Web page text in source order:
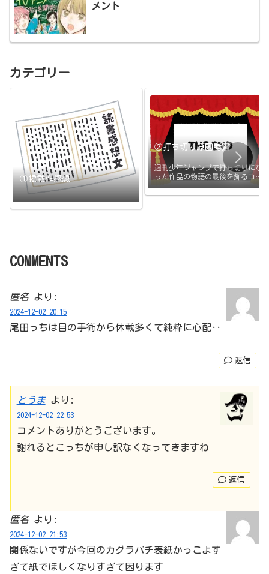
メント
カテゴリー
①掲載作感想
②打ち切り原因考察
週刊少年ジャンプで打ち切りにな
った作品の物語の最後を飾るコマ
打ち切られたその日に更新
COMMENTS
匿名 より:
2024-12-02 20:15
尾田っちは目の手術から休載多くて純粋に心配‥
返信
とうま より:
2024-12-02 22:53
コメントありがとうございます。
謝れるとこっちが申し訳なくなってきますね
返信
匿名 より:
2024-12-02 21:53
関係ないですが今回のカグラバチ表紙かっこよす
ぎて紙でほしくなりすぎて困ります